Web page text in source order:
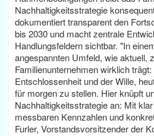
Nachhaltigkeitsstrategie
dokumentiert transparent den
bis 2030 und macht zentrale
Handlungsfeldern sichtbar. "In
angespannten Umfeld, wie aktuell,
Familienunternehmen wirklich
Entschlossenheit und der Wille,
für morgen zu stellen. Hier knüpft
Nachhaltigkeitsstrategie an: Mit
messbaren Kennzahlen und
Furler, Vorstandsvorsitzender der